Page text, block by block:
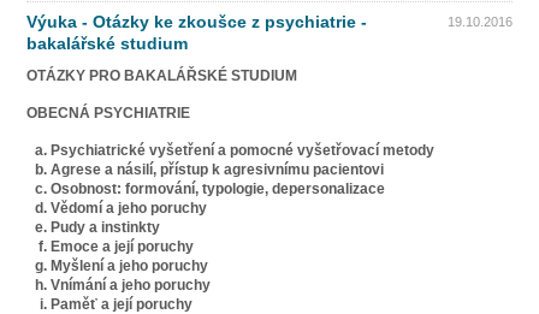
19.10.2016
Výuka - Otázky ke zkoušce z psychiatrie -
bakalářské studium
OTÁZKY PRO BAKALÁŘSKÉ STUDIUM
OBECNÁ PSYCHIATRIE
Psychiatrické vyšetření a pomocné vyšetřovací metody
Agrese a násilí, přístup k agresivnímu pacientovi
Osobnost: formování, typologie, depersonalizace
Vědomí a jeho poruchy
Pudy a instinkty
Emoce a její poruchy
Myšlení a jeho poruchy
Vnímání a jeho poruchy
Paměť a její poruchy